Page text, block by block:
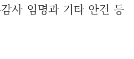
사 임명과 기타 안건 등